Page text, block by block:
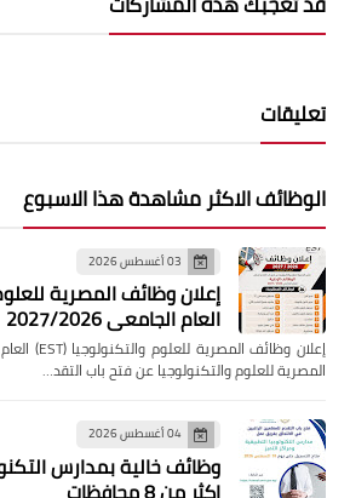
تعليقات
الوظائف الاكثر مشاهدة هذا الاسبوع
03 أغسطس 2026
العام الجامعي 2027/2026
المصرية للعلوم والتكنولوجيا عن فتح باب التقد…
04 أغسطس 2026
وظائف خالية بمدارس